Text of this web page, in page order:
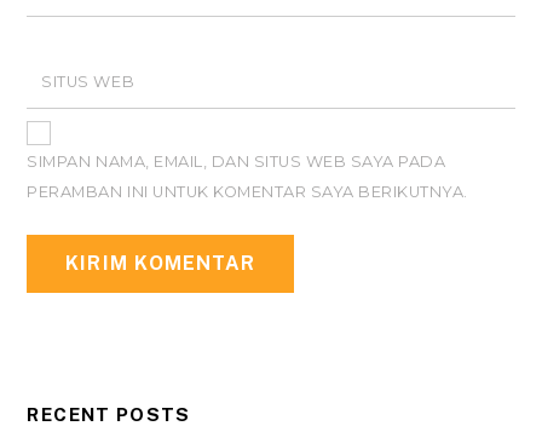
SITUS WEB
SIMPAN NAMA, EMAIL, DAN SITUS WEB SAYA PADA
PERAMBAN INI UNTUK KOMENTAR SAYA BERIKUTNYA.
RECENT POSTS